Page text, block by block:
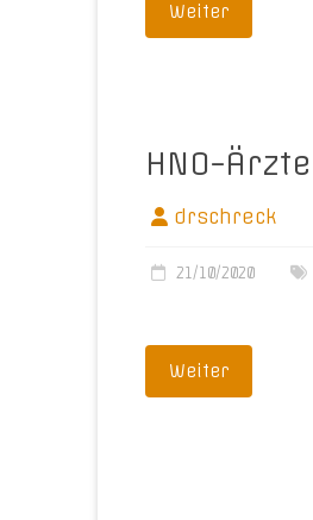
Weiter
HNO-Ärzte
drschreck
21/10/2020
Weiter